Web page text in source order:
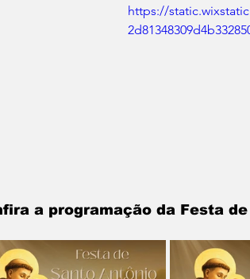
https://
a programação da Festa